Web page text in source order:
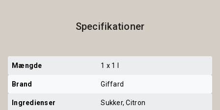
Specifikationer
Mængde 1 x 1 l
Brand Giffard
Ingredienser Sukker, Citron